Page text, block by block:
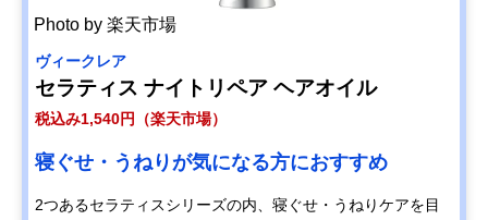
Photo by 楽天市場
ヴィークレア
セラティス ナイトリペア ヘアオイル
税込み1,540円（楽天市場）
寝ぐせ・うねりが気になる方におすすめ
2つあるセラティスシリーズの内、寝ぐせ・うねりケアを目